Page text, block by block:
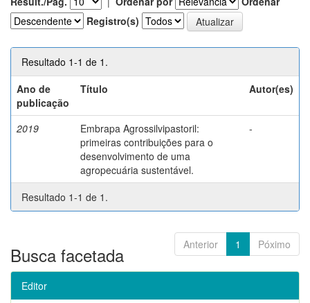
Registro(s)
Resultado 1-1 de 1.
Ano de
publicação
Título Autor(es)
2019
Embrapa Agrossilvipastoril:
primeiras contribuições para o
desenvolvimento de uma
agropecuária sustentável.
-
Resultado 1-1 de 1.
Anterior 1 Póximo
Busca facetada
Editor